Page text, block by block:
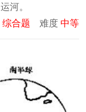
运河。
综合题 难度 中等